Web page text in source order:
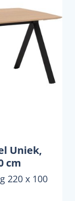
Uniek,
cm
220 x 100